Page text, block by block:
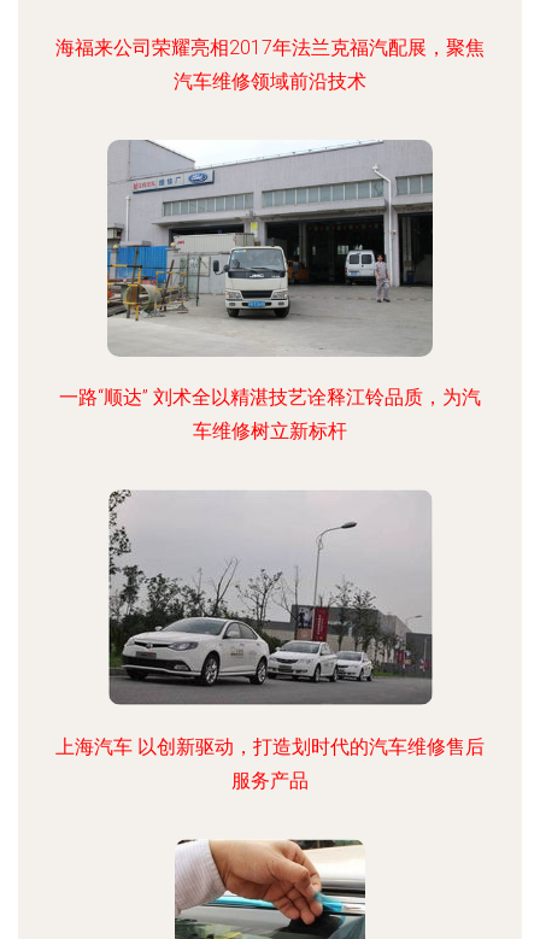
海福来公司荣耀亮相2017年法兰克福汽配展，聚焦
汽车维修领域前沿技术
一路“顺达” 刘术全以精湛技艺诠释江铃品质，为汽
车维修树立新标杆
上海汽车 以创新驱动，打造划时代的汽车维修售后
服务产品